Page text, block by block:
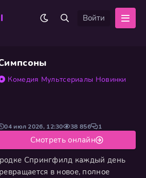
Войти
Комедия Мультсериалы Новинки
Спрингфилд каждый день
в новое, полное
04 июл 2026, 12:30 38 856 1
Смотреть онлайн